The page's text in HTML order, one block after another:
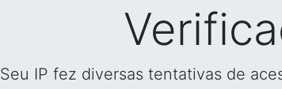
Seu IP fez diversas tentativas de